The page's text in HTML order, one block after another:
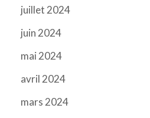
juillet 2024
juin 2024
mai 2024
avril 2024
mars 2024